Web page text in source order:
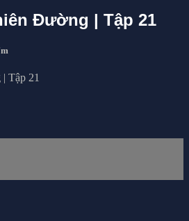
Đường | Tập 21
Tập 21